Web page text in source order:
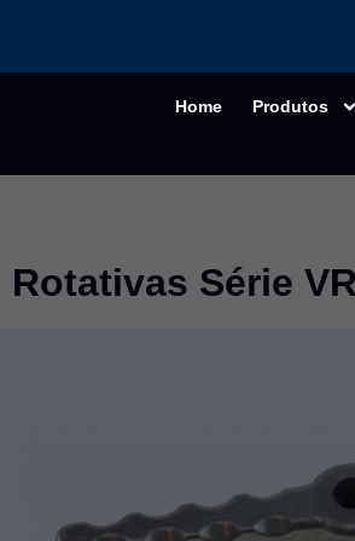
Home Produtos
Rotativas Série